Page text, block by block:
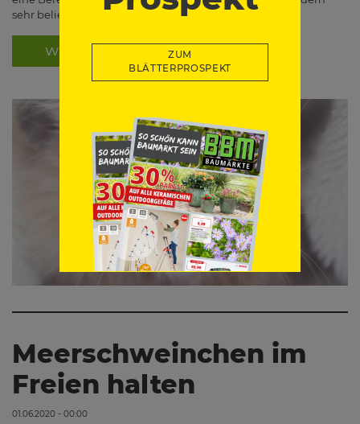
ZUM
BLÄTTERPROSPEKT
sehr beliebt. Doch auch wenn…
WEITERLESEN
Meerschweinchen im
Freien halten
01.06.2020 - 00:00